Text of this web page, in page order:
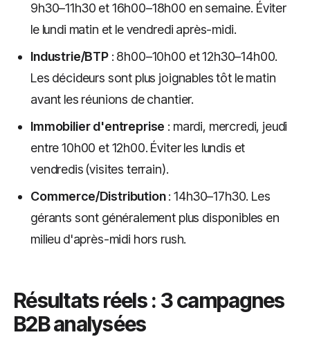
9h30–11h30 et 16h00–18h00 en semaine. Éviter
le lundi matin et le vendredi après-midi.
Industrie/BTP: 8h00–10h00 et 12h30–14h00.
Les décideurs sont plus joignables tôt le matin
avant les réunions de chantier.
Immobilier d'entreprise : mardi, mercredi, jeudi
entre 10h00 et 12h00. Éviter les lundis et
vendredis (visites terrain).
Commerce/Distribution: 14h30–17h30. Les
gérants sont généralement plus disponibles en
milieu d'après-midi hors rush.
Résultats réels : 3 campagnes
B2B analysées